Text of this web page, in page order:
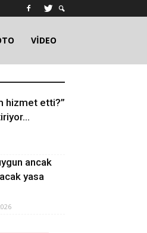
VİDEO
hizmet etti?”
ancak
yasa